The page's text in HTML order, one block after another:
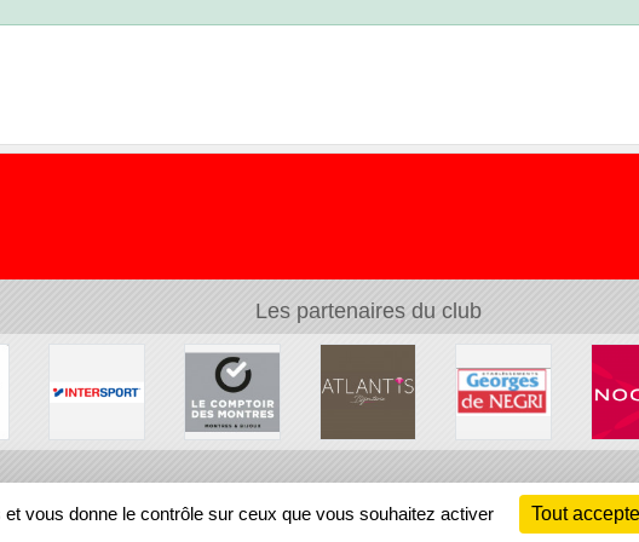
Les partenaires du club
vous donne le contrôle sur ceux que vous souhaitez activer Tout